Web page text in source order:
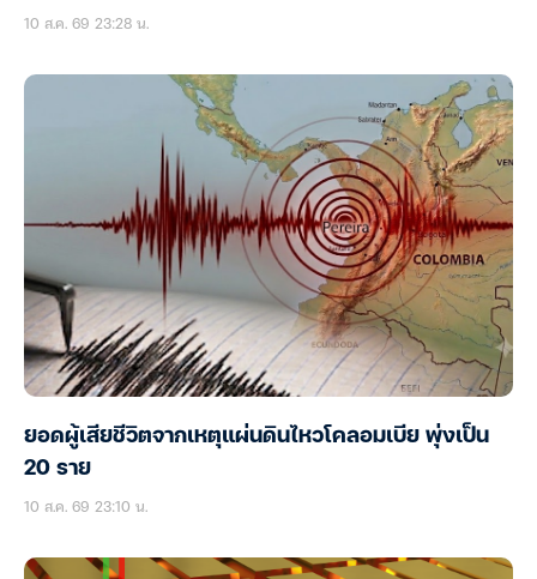
10 ส.ค. 69 23:28 น.
ยอดผู้เสียชีวิตจากเหตุแผ่นดินไหวโคลอมเบีย พุ่งเป็น
20 ราย
10 ส.ค. 69 23:10 น.